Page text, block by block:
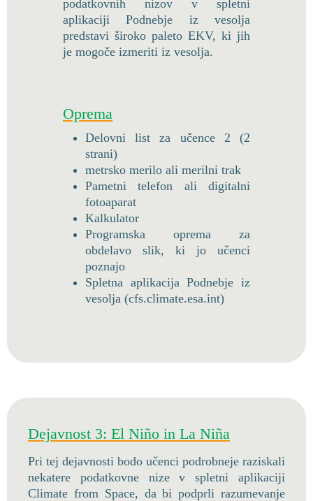
podatkovnih nizov v spletni
aplikaciji Podnebje iz vesolja
predstavi široko paleto EKV, ki jih
je mogoče izmeriti iz vesolja.
Oprema
Delovni list za učence 2 (2
strani)
metrsko merilo ali merilni trak
Pametni telefon ali digitalni
fotoaparat
Kalkulator
Programska oprema za
obdelavo slik, ki jo učenci
poznajo
Spletna aplikacija Podnebje iz
vesolja (cfs.climate.esa.int)
Dejavnost 3: El Niño in La Niña
Pri tej dejavnosti bodo učenci podrobneje raziskali
nekatere podatkovne nize v spletni aplikaciji
Climate from Space, da bi podprli razumevanje